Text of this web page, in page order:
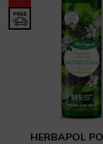
HERBAPOL